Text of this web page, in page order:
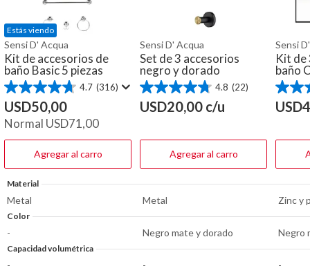
Estás viendo
Sensi D' Acqua
Kit de accesorios de
baño Basic 5 piezas
4.7 (316)
4.7
de
5
estrellas.
USD50,00
Normal USD71,00
Agregar al carro
Sensi D' Acqua
Set de 3 accesorios
negro y dorado
4.8 (22)
4.8
de
5
USD20,00 c/u
Agregar al carro
Sensi
Kit de
baño
3.9
de
5
USD
Material
Metal Metal Zinc y
Color
- Negro mate y dorado Negro
Capacidad volumétrica
- - -